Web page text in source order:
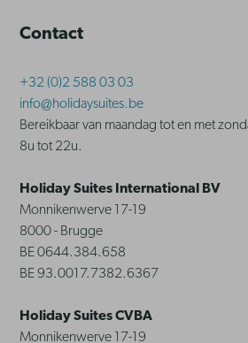
Contact
+32 (0)2 588 03 03
info@holidaysuites.be
Bereikbaar van maandag tot en met
8u tot 22u.
Holiday Suites International BV
Monnikenwerve 17-19
8000 - Brugge
BE 0644.384.658
BE 93.0017.7382.6367
Holiday Suites CVBA
Monnikenwerve 17-19